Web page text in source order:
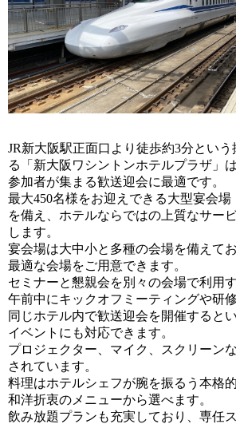
JR新大阪駅正面口より徒歩約3分とい
る「新大阪ワシントンホテルプラザ」
参加者が集まる歓送迎会に最適です。
最大450名様をお迎えできる大型宴会場
を備え、ホテルならではの上質なサー
します。
宴会場は大中小と多種の会場を備えて
最適な会場をご用意できます。
セミナーと懇親会を別々の会場で利用
午前中にキックオフミーティングや研
同じホテル内で歓送迎会を開催すると
イベントにも対応できます。
プロジェクター、マイク、スクリーン
されています。
料理はホテルシェフが腕を振るう本格
和洋折衷のメニューから選べます。
飲み放題プランも充実しており、専任